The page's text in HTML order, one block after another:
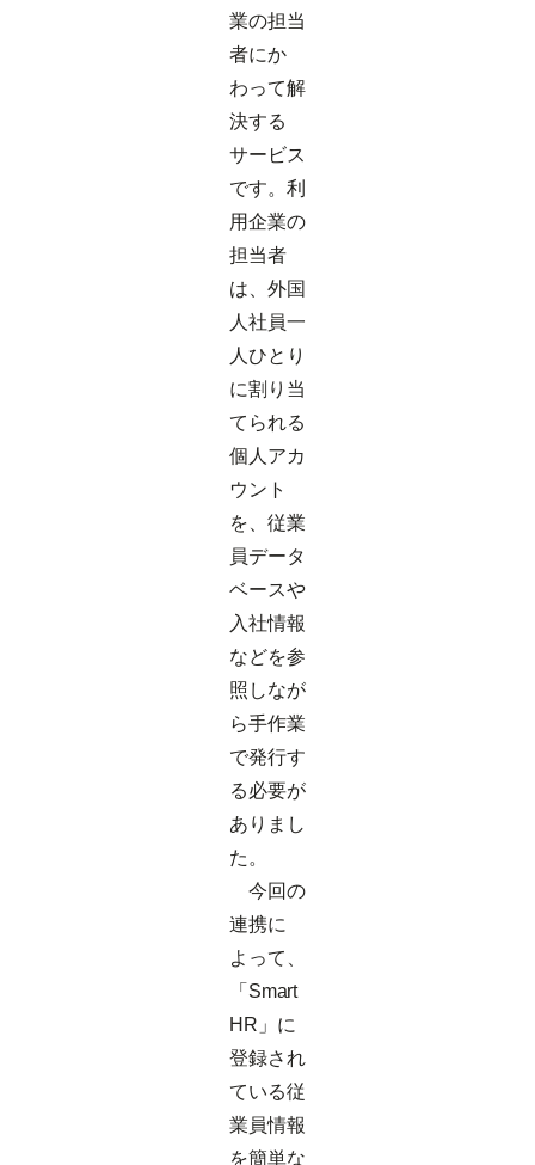
業の担当
者にか
わって解
決する
サービス
です。利
用企業の
担当者
は、外国
人社員一
人ひとり
に割り当
てられる
個人アカ
ウント
を、従業
員データ
ベースや
入社情報
などを参
照しなが
ら手作業
で発行す
る必要が
ありまし
た。
今回の
連携に
よって、
「Smart
HR」に
登録され
ている従
業員情報
を簡単な